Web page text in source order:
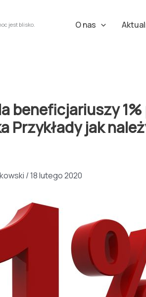
jest blisko. O nas
beneficjariuszy
Przykłady jak
/18 lutego 2020